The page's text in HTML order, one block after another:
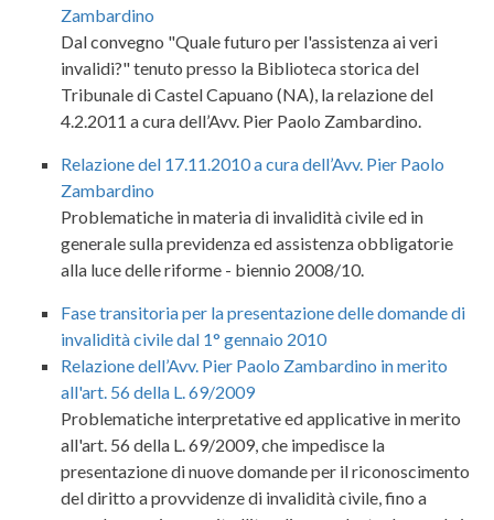
Zambardino
Dal convegno "Quale futuro per l'assistenza ai veri
invalidi?" tenuto presso la Biblioteca storica del
Tribunale di Castel Capuano (NA), la relazione del
4.2.2011 a cura dell’Avv. Pier Paolo Zambardino.
Relazione del 17.11.2010 a cura dell’Avv. Pier Paolo
Zambardino
Problematiche in materia di invalidità civile ed in
generale sulla previdenza ed assistenza obbligatorie
alla luce delle riforme - biennio 2008/10.
Fase transitoria per la presentazione delle domande di
invalidità civile dal 1° gennaio 2010
Relazione dell’Avv. Pier Paolo Zambardino in merito
all'art. 56 della L. 69/2009
Problematiche interpretative ed applicative in merito
all'art. 56 della L. 69/2009, che impedisce la
presentazione di nuove domande per il riconoscimento
del diritto a provvidenze di invalidità civile, fino a